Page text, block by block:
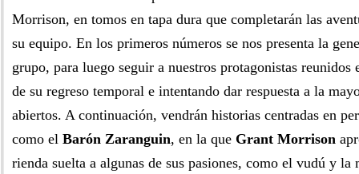
Morrison, en tomos en tapa dura que completarán las
su equipo. En los primeros números se nos presenta la
grupo, para luego seguir a nuestros protagonistas reunidos
de su regreso temporal e intentando dar respuesta a la
abiertos. A continuación, vendrán historias centradas en
como el Barón Zaranguin, en la que Grant Morrison
rienda suelta a algunas de sus pasiones, como el vudú y la